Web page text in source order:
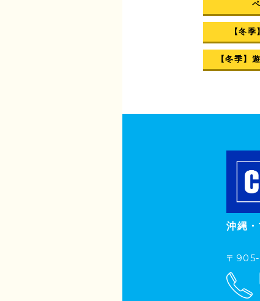
【冬
【冬季】
沖縄
〒905-